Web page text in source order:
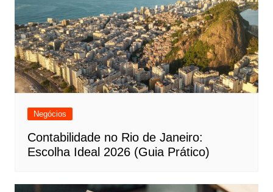
Negócios
Contabilidade no Rio de Janeiro:
Escolha Ideal 2026 (Guia Prático)